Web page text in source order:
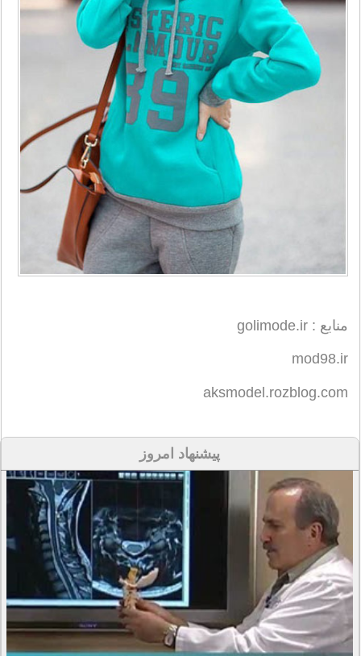
منابع : golimode.ir
mod98.ir
aksmodel.rozblog.com
پیشنهاد امروز